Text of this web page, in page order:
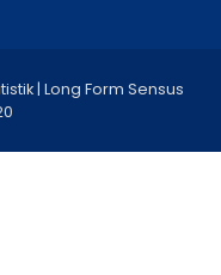
| Long Form Sensus